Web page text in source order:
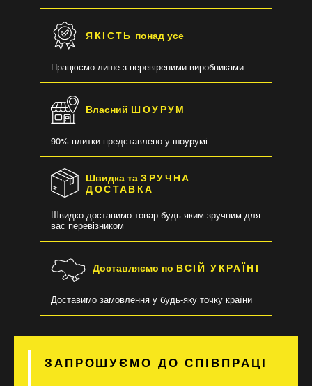
ЯКІСТЬ понад усе
Працюємо лише з перевіреними виробниками
Власний ШОУРУМ
90% плитки представлено у шоурумі
Швидка таЗРУЧНА
ДОСТАВКА
Швидко доставимо товар будь-яким зручним для
вас перевізником
Доставляємо по ВСІЙ УКРАЇНІ
Доставимо замовлення у будь-яку точку країни
ЗАПРОШУЄМО ДО СПІВПРАЦІ